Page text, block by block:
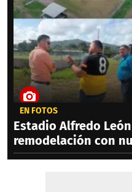
EN FOTOS
Estadio Alfredo
remodelación con